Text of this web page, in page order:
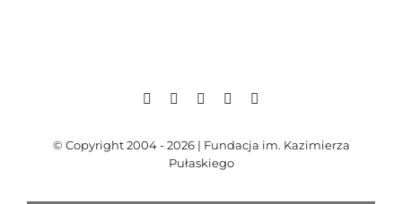
© Copyright 2004 - 2026 | Fundacja im. Kazimierza
Pułaskiego